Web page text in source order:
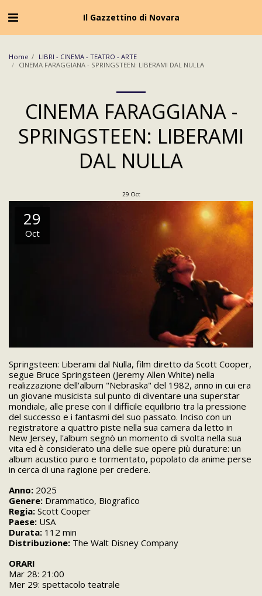
Il Gazzettino di Novara
Home
LIBRI - CINEMA - TEATRO - ARTE
CINEMA FARAGGIANA - SPRINGSTEEN: LIBERAMI DAL NULLA
CINEMA FARAGGIANA -
SPRINGSTEEN: LIBERAMI
DAL NULLA
29 Oct
29
Oct
Springsteen: Liberami dal Nulla, film diretto da Scott Cooper,
segue Bruce Springsteen (Jeremy Allen White) nella
realizzazione dell'album "Nebraska" del 1982, anno in cui era
un giovane musicista sul punto di diventare una superstar
mondiale, alle prese con il difficile equilibrio tra la pressione
del successo e i fantasmi del suo passato. Inciso con un
registratore a quattro piste nella sua camera da letto in
New Jersey, l'album segnò un momento di svolta nella sua
vita ed è considerato una delle sue opere più durature: un
album acustico puro e tormentato, popolato da anime perse
in cerca di una ragione per credere.
Anno: 2025
Genere: Drammatico, Biografico
Regia: Scott Cooper
Paese: USA
Durata: 112 min
Distribuzione: The Walt Disney Company
ORARI
Mar 28: 21:00
Mer 29: spettacolo teatrale